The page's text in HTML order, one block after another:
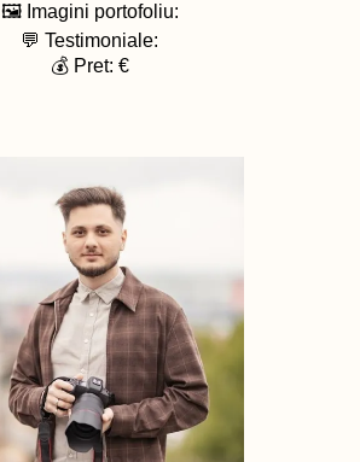
🖼️ Imagini portofoliu:
💬 Testimoniale:
💰 Pret: €